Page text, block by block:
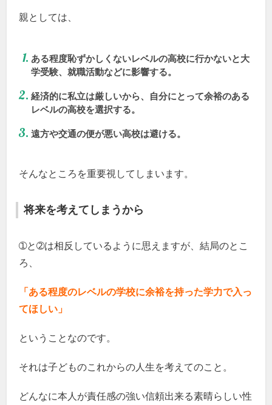
親としては、
ある程度恥ずかしくないレベルの高校に行かないと大
学受験、就職活動などに影響する。
経済的に私立は厳しいから、自分にとって余裕のある
レベルの高校を選択する。
遠方や交通の便が悪い高校は避ける。
そんなところを重要視してしまいます。
将来を考えてしまうから
➀と➁は相反しているように思えますが、結局のとこ
ろ、
「ある程度のレベルの学校に余裕を持った学力で入っ
てほしい」
ということなのです。
それは子どものこれからの人生を考えてのこと。
どんなに本人が責任感の強い信頼出来る素晴らしい性